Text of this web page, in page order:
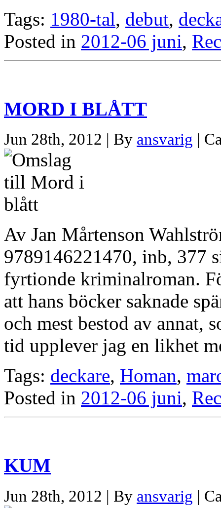
Tags: 1980-tal, debut,
Posted in 2012-06 juni,
MORD I BLÅTT
Jun 28th, 2012 | By ansvarig |
Av Jan Mårtenson
9789146221470, inb, 377
fyrtionde kriminalroman.
att hans böcker saknade
och mest bestod av annat,
tid upplever jag en likhet
Tags: deckare, Homan,
Posted in 2012-06 juni,
KUM
Jun 28th, 2012 | By ansvarig |